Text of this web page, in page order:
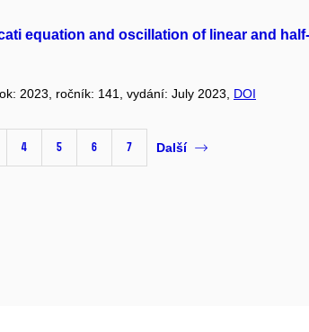
equation and oscillation of linear and
2023, ročník: 141, vydání: July 2023, DOI
4 5 6 7 Další